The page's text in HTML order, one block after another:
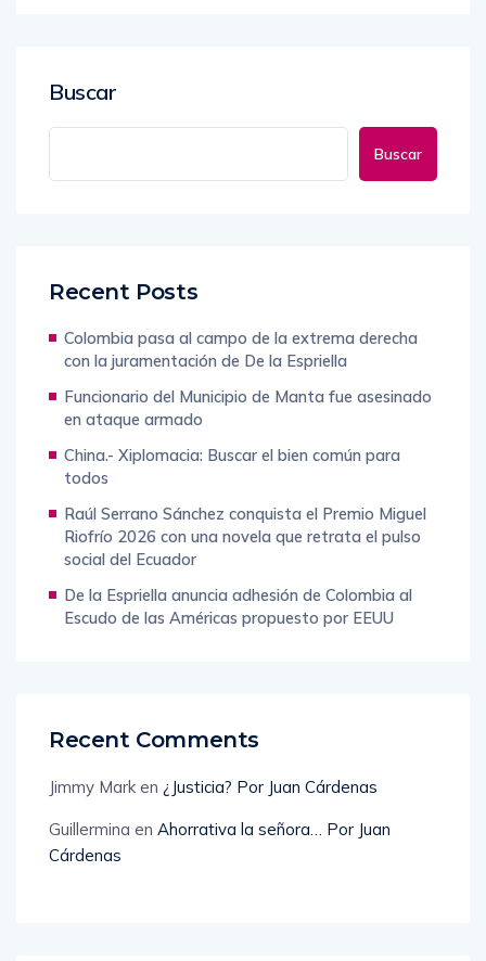
Buscar
Buscar
Recent Posts
Colombia pasa al campo de la extrema derecha
con la juramentación de De la Espriella
Funcionario del Municipio de Manta fue asesinado
en ataque armado
China.- Xiplomacia: Buscar el bien común para
todos
Raúl Serrano Sánchez conquista el Premio Miguel
Riofrío 2026 con una novela que retrata el pulso
social del Ecuador
De la Espriella anuncia adhesión de Colombia al
Escudo de las Américas propuesto por EEUU
Recent Comments
Jimmy Mark en ¿Justicia? Por Juan Cárdenas
Guillermina en Ahorrativa la señora… Por Juan
Cárdenas